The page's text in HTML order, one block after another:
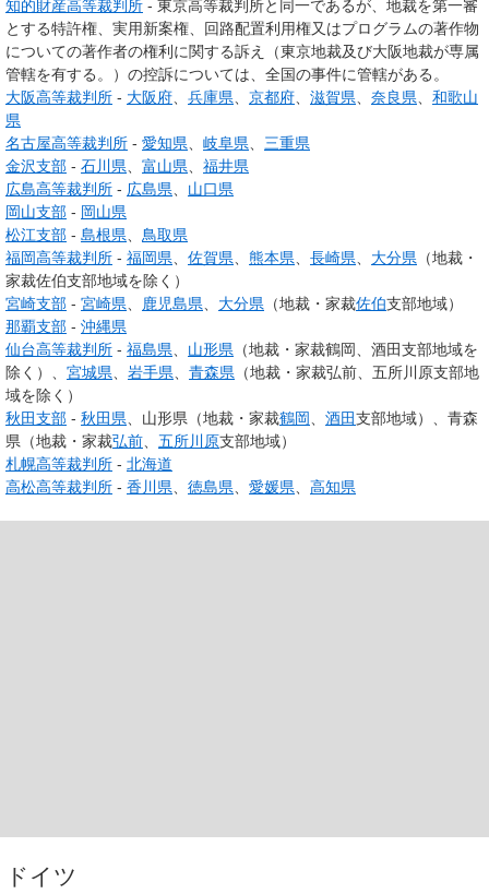
知的財産高等裁判所 - 東京高等裁判所と同一であるが、地裁を第一審
とする特許権、実用新案権、回路配置利用権又はプログラムの著作物
についての著作者の権利に関する訴え（東京地裁及び大阪地裁が専属
管轄を有する。）の控訴については、全国の事件に管轄がある。
大阪高等裁判所 - 大阪府、 兵庫県、 京都府、 滋賀県、 奈良県、 和歌山
県
名古屋高等裁判所 - 愛知県、 岐阜県、 三重県
金沢支部 - 石川県、 富山県、 福井県
広島高等裁判所 - 広島県、 山口県
岡山支部 - 岡山県
松江支部 - 島根県、 鳥取県
福岡高等裁判所 - 福岡県、 佐賀県、 熊本県、 長崎県、 大分県 （地裁・
家裁佐伯支部地域を除く）
宮崎支部 - 宮崎県、 鹿児島県、 大分県 （地裁・家裁佐伯支部地域）
那覇支部 - 沖縄県
仙台高等裁判所 - 福島県、 山形県 （地裁・家裁鶴岡、酒田支部地域を
除く）、 宮城県、 岩手県、 青森県 （地裁・家裁弘前、五所川原支部地
域を除く）
秋田支部 - 秋田県、山形県（地裁・家裁鶴岡、 酒田支部地域）、青森
県（地裁・家裁弘前、 五所川原支部地域）
札幌高等裁判所 - 北海道
高松高等裁判所 - 香川県、 徳島県、 愛媛県、 高知県
ドイツ